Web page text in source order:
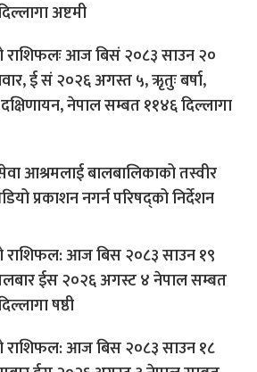
अष्टमी
आज बिसं २०८३ साउन २०
ई सं २०२६ अगस्त ५, ऋृतुः बर्षा,
नेपाल सम्बत ११४६ दिल्लागा
आश्रमलाई बालबालिकाको तस्वीर
प्रकाशन नगर्न परिषद्को निर्देशन
आज बिस २०८३ साउन १९
ईस २०२६ अगस्ट ४ नेपाल सम्बत
षष्ठी
आज बिस २०८३ साउन १८